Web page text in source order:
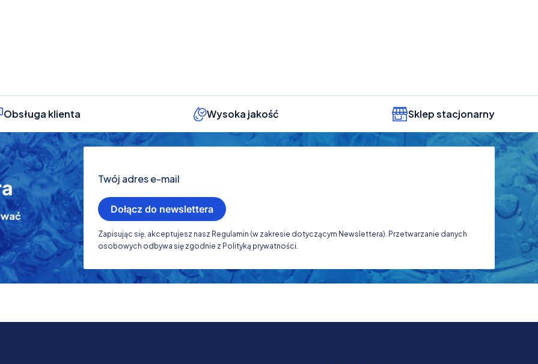
Obsługa klienta Wysoka jakość Sklep stacjonarny
Twój adres e-mail
Dołącz do newslettera
Zapisując się, akceptujesz nasz Regulamin (w zakresie dotyczącym Newslettera). Przetwarzanie danych
osobowych odbywa się zgodnie z Polityką prywatności.